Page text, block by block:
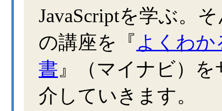
JavaScriptを学ぶ。
の講座を『 よくわか
書 』（マイナビ）
介していきます。